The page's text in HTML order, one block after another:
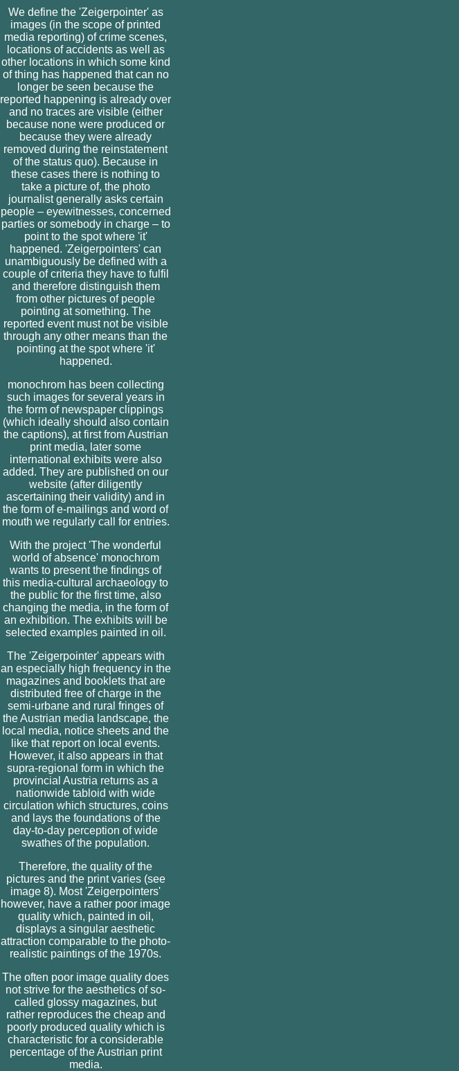
We define the 'Zeigerpointer' as
images (in the scope of printed
media reporting) of crime scenes,
locations of accidents as well as
other locations in which some kind
of thing has happened that can no
longer be seen because the
reported happening is already over
and no traces are visible (either
because none were produced or
because they were already
removed during the reinstatement
of the status quo). Because in
these cases there is nothing to
take a picture of, the photo
journalist generally asks certain
people – eyewitnesses, concerned
parties or somebody in charge – to
point to the spot where 'it'
happened. 'Zeigerpointers' can
unambiguously be defined with a
couple of criteria they have to fulfil
and therefore distinguish them
from other pictures of people
pointing at something. The
reported event must not be visible
through any other means than the
pointing at the spot where 'it'
happened.
monochrom has been collecting
such images for several years in
the form of newspaper clippings
(which ideally should also contain
the captions), at first from Austrian
print media, later some
international exhibits were also
added. They are published on our
website (after diligently
ascertaining their validity) and in
the form of e-mailings and word of
mouth we regularly call for entries.
With the project 'The wonderful
world of absence' monochrom
wants to present the findings of
this media-cultural archaeology to
the public for the first time, also
changing the media, in the form of
an exhibition. The exhibits will be
selected examples painted in oil.
The 'Zeigerpointer' appears with
an especially high frequency in the
magazines and booklets that are
distributed free of charge in the
semi-urbane and rural fringes of
the Austrian media landscape, the
local media, notice sheets and the
like that report on local events.
However, it also appears in that
supra-regional form in which the
provincial Austria returns as a
nationwide tabloid with wide
circulation which structures, coins
and lays the foundations of the
day-to-day perception of wide
swathes of the population.
Therefore, the quality of the
pictures and the print varies (see
image 8). Most 'Zeigerpointers'
however, have a rather poor image
quality which, painted in oil,
displays a singular aesthetic
attraction comparable to the photo-
realistic paintings of the 1970s.
The often poor image quality does
not strive for the aesthetics of so-
called glossy magazines, but
rather reproduces the cheap and
poorly produced quality which is
characteristic for a considerable
percentage of the Austrian print
media.